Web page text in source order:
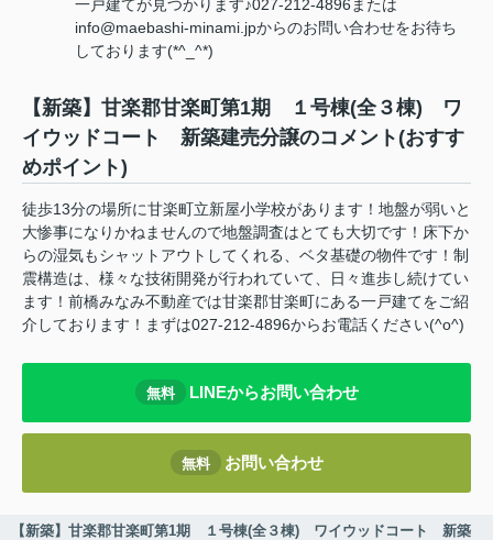
一戸建てが見つかります♪027-212-4896または
info@maebashi-minami.jpからのお問い合わせをお待ち
しております(*^_^*)
【新築】甘楽郡甘楽町第1期 １号棟(全３棟) ワ
イウッドコート 新築建売分譲のコメント(おすす
めポイント)
徒歩13分の場所に甘楽町立新屋小学校があります！地盤が弱いと
大惨事になりかねませんので地盤調査はとても大切です！床下か
らの湿気もシャットアウトしてくれる、ベタ基礎の物件です！制
震構造は、様々な技術開発が行われていて、日々進歩し続けてい
ます！前橋みなみ不動産では甘楽郡甘楽町にある一戸建てをご紹
介しております！まずは027-212-4896からお電話ください(^o^)
無料 LINEからお問い合わせ
無料 お問い合わせ
【新築】甘楽郡甘楽町第1期 １号棟(全３棟) ワイウッドコート 新築